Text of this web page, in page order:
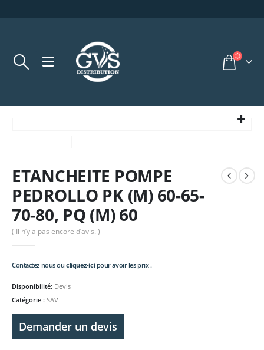
ETANCHEITE POMPE
PEDROLLO PK (M) 60-65-
70-80, PQ (M) 60
( Il n’y a pas encore d’avis. )
Contactez nous ou cliquez-icipour avoir les prix .
Disponibilité: Devis
Catégorie : SAV
Demander un devis